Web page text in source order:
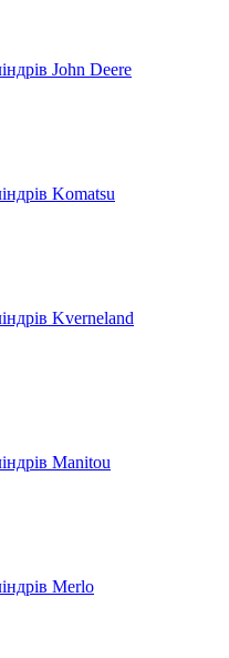
John Deere
Komatsu
Kverneland
Manitou
Merlo